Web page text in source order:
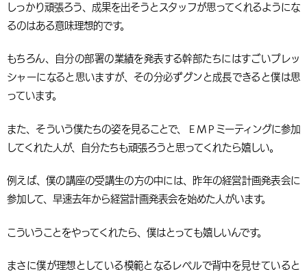
しっかり頑張ろう、成果を出そうとスタッフが思ってくれるようにな
るのはある意味理想的です。
もちろん、自分の部署の業績を発表する幹部たちにはすごいプレッ
シャーになると思いますが、その分必ずグンと成長できると僕は思
っています。
また、そういう僕たちの姿を見ることで、ＥＭＰミーティングに参加
してくれた人が、自分たちも頑張ろうと思ってくれたら嬉しい。
例えば、僕の講座の受講生の方の中には、昨年の経営計画発表会に
参加して、早速去年から経営計画発表会を始めた人がいます。
こういうことをやってくれたら、僕はとっても嬉しいんです。
まさに僕が理想としている模範となるレベルで背中を見せていると